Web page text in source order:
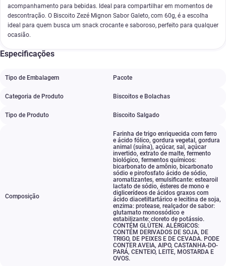
acompanhamento para bebidas. Ideal para compartilhar em momentos de
descontração. O Biscoito Zezé Mignon Sabor Galeto, com 60g, é a escolha
ideal para quem busca um snack crocante e saboroso, perfeito para qualquer
ocasião.
Especificações
Tipo de Embalagem Pacote
Categoria de Produto Biscoitos e Bolachas
Tipo de Produto Biscoito Salgado
Composição
Farinha de trigo enriquecida com ferro
e ácido fólico, gordura vegetal , gordura
animal (suína), açúcar, sal , açúcar
invertido, extrato de malte, fermento
biológico, fermentos químicos:
bicarbonato de amônio, bicarbonato
sódio e pirofosfato ácido de sódio,
aromatizantes, emulsificante: estearoil
lactato de sódio, ésteres de mono e
diglicerídeos de ácidos graxos com
ácido diacetiltartárico e lecitina de soja,
enzima: protease, realçador de sabor:
glutamato monossódico e
estabilizante: cloreto de potássio.
CONTÉM GLÚTEN. ALÉRGICOS:
CONTÉM DERIVADOS DE SOJA, DE
TRIGO, DE PEIXES E DE CEVADA. PODE
CONTER AVEIA, AIPO, CASTANHA-DO-
PARÁ, CENTEIO, LEITE, MOSTARDA E
OVOS.